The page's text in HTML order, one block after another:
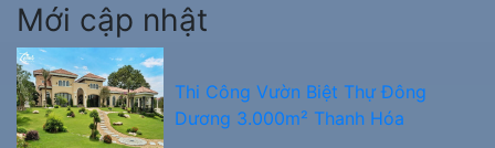
Mới cập nhật
Thi Công Vườn Biệt Thự Đông
Dương 3.000m² Thanh Hóa